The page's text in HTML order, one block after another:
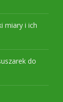
miary i ich
do